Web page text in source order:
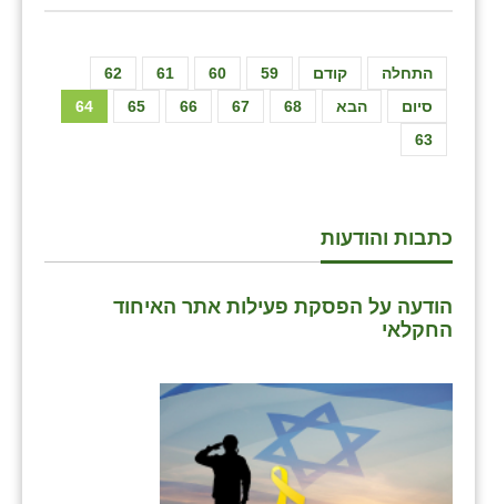
התחלה קודם 59
60
61
62
63
64 65 66 67 68 הבא סיום
כתבות והודעות
הודעה על הפסקת פעילות אתר האיחוד
החקלאי